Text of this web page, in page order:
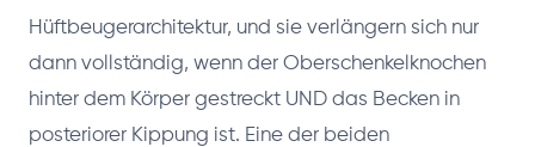
Hüftbeugerarchitektur, und sie verlängern sich nur
dann vollständig, wenn der Oberschenkelknochen
hinter dem Körper gestreckt UND das Becken in
posteriorer Kippung ist. Eine der beiden